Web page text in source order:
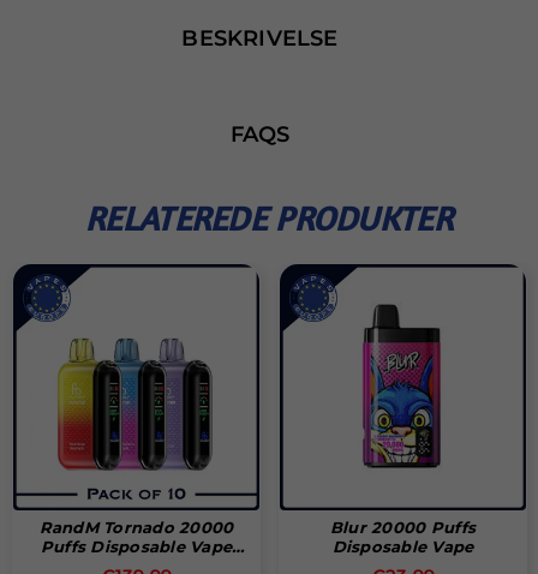
BESKRIVELSE
FAQS
RELATEREDE PRODUKTER
RandM Tornado 20000
Puffs Disposable Vape
(æske Med 10 Stk)
Blur 20000 Puffs
Disposable Vape